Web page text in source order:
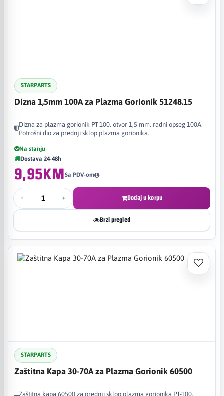
STARPARTS
Dizna 1,5mm 100A za Plazma Gorionik 51248.15
Dizna za plazma gorionik PT-100, otvor 1,5 mm, radni opseg 100A.
Potrošni dio za prednji sklop plazma gorionika.
Na stanju
Dostava 24-48h
9,95KMSa PDV-om
- + Dodaj u korpu
Brzi pregled
STARPARTS
Zaštitna Kapa 30-70A za Plazma Gorionik 60500
Zaštitna kapa 60500 za prednji sklop plazma gorionika PT-100,